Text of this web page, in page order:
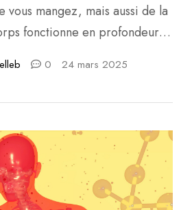
vous mangez, mais aussi de la
fonctionne en profondeur ?
chaque difficulté à perdre du
0 24 mars 2025